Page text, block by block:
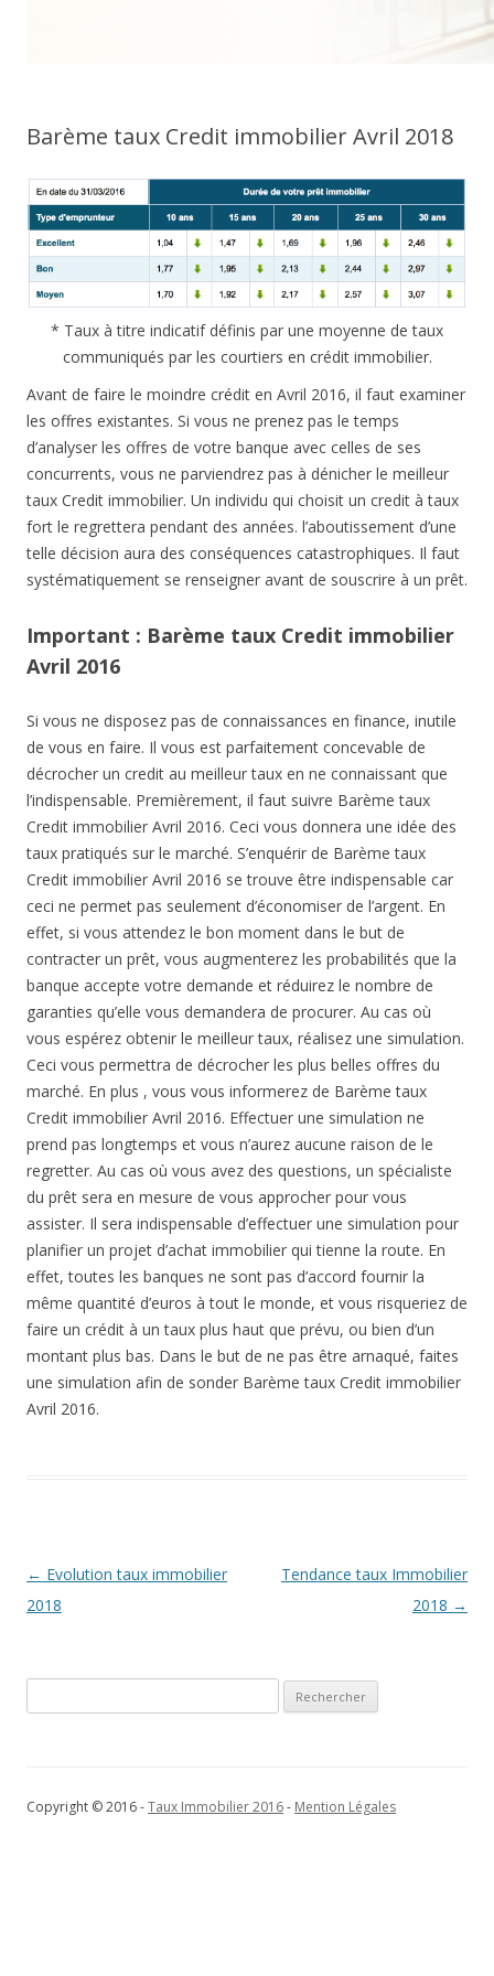
Barème taux Credit immobilier Avril 2018
* Taux à titre indicatif définis par une moyenne de taux
communiqués par les courtiers en crédit immobilier.
Avant de faire le moindre crédit en Avril 2016, il faut examiner
les offres existantes. Si vous ne prenez pas le temps
d’analyser les offres de votre banque avec celles de ses
concurrents, vous ne parviendrez pas à dénicher le meilleur
taux Credit immobilier. Un individu qui choisit un credit à taux
fort le regrettera pendant des années. l’aboutissement d’une
telle décision aura des conséquences catastrophiques. Il faut
systématiquement se renseigner avant de souscrire à un prêt.
Important : Barème taux Credit immobilier
Avril 2016
Si vous ne disposez pas de connaissances en finance, inutile
de vous en faire. Il vous est parfaitement concevable de
décrocher un credit au meilleur taux en ne connaissant que
l’indispensable. Premièrement, il faut suivre Barème taux
Credit immobilier Avril 2016. Ceci vous donnera une idée des
taux pratiqués sur le marché. S’enquérir de Barème taux
Credit immobilier Avril 2016 se trouve être indispensable car
ceci ne permet pas seulement d’économiser de l’argent. En
effet, si vous attendez le bon moment dans le but de
contracter un prêt, vous augmenterez les probabilités que la
banque accepte votre demande et réduirez le nombre de
garanties qu’elle vous demandera de procurer. Au cas où
vous espérez obtenir le meilleur taux, réalisez une simulation.
Ceci vous permettra de décrocher les plus belles offres du
marché. En plus , vous vous informerez de Barème taux
Credit immobilier Avril 2016. Effectuer une simulation ne
prend pas longtemps et vous n’aurez aucune raison de le
regretter. Au cas où vous avez des questions, un spécialiste
du prêt sera en mesure de vous approcher pour vous
assister. Il sera indispensable d’effectuer une simulation pour
planifier un projet d’achat immobilier qui tienne la route. En
effet, toutes les banques ne sont pas d’accord fournir la
même quantité d’euros à tout le monde, et vous risqueriez de
faire un crédit à un taux plus haut que prévu, ou bien d’un
montant plus bas. Dans le but de ne pas être arnaqué, faites
une simulation afin de sonder Barème taux Credit immobilier
Avril 2016.
Navigation
des
← Evolution taux immobilier
2018
Tendance taux Immobilier
2018 →
Copyright © 2016 -Taux Immobilier 2016- Mention Légales